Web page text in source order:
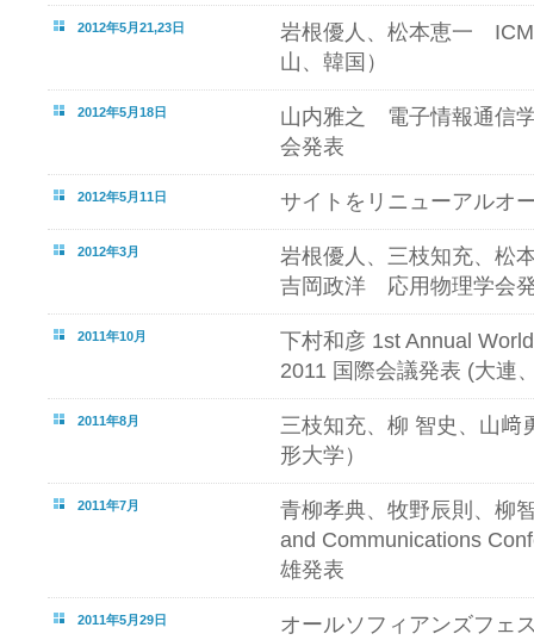
2012年5月21,23日
岩根優人、松本恵一
山、韓国）
2012年5月18日
山内雅之 電子情報通信
会発表
2012年5月11日 サイトをリニューアルオ
2012年3月
岩根優人、三枝知充、松
吉岡政洋 応用物理学会
2011年10月
下村和彦 1st Annual
2011 国際会議発表 (大連
2011年8月
三枝知充、柳 智史、山
形大学）
2011年7月
青柳孝典、牧野辰則、柳
and Communications
雄発表
2011年5月29日
オールソフィアンズフェ